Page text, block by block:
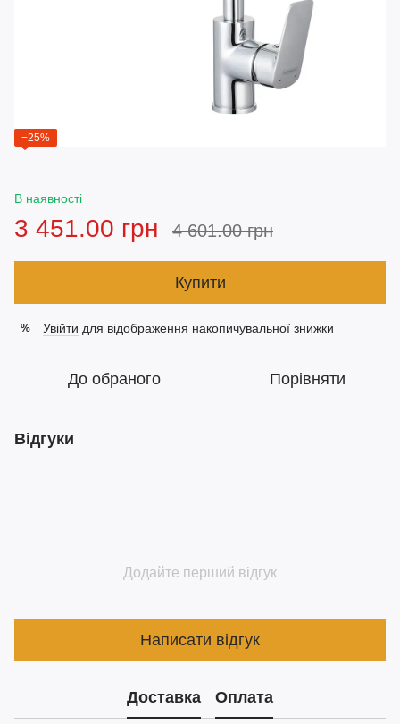
−25%
В наявності
3 451.00 грн 4 601.00 грн
Купити
% Увійти для відображення накопичувальної знижки
До обраного Порівняти
Відгуки
Додайте перший відгук
Написати відгук
Доставка Оплата